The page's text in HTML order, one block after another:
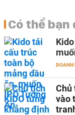
Có thể bạn
DOANH
Chủ
vào